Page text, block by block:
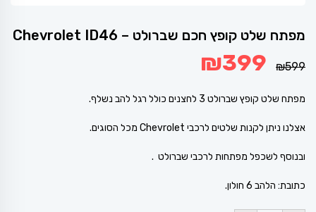
מפתח שלט קופץ חכם שברולט – Chevrolet ID46
₪599
המחיר
המקורי
₪399
מפתח שלט קופץ שברולט 3 לחצנים כולל רגל להב נשלף.
אצלנו ניתן לקנות שלטים לרכבי Chevrolet מכל הסוגים.
ובנוסף לשכפל מפתחות לרכבי שברולט .
כתובת: הלהב 6 חולון.